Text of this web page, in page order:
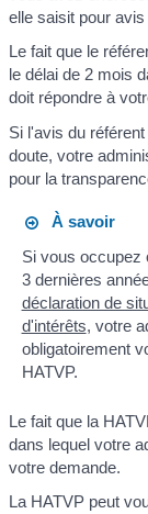
elle saisit pour avis
Le fait que le
le délai de 2 mois
doit répondre à
Si l'avis du
doute, votre
pour la
À savoir
Si vous occupez
3 dernières
déclaration de
d'intérêts, votre
obligatoirement
HATVP.
Le fait que la
dans lequel votre
votre demande.
La HATVP peut